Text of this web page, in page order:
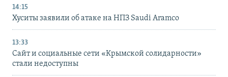
14:15
Хуситы заявили об атаке на НПЗ Saudi Aramco
13:33
Сайт и социальные сети «Крымской солидарности»
стали недоступны